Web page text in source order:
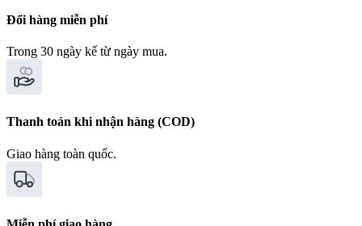
Đổi hàng miễn phí
Trong 30 ngày kể từ ngày mua.
Thanh toán khi nhận hàng (COD)
Giao hàng toàn quốc.